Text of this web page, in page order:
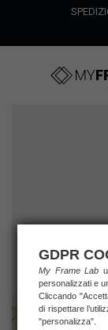
GDPR
My Frame Lab
personalizzati e
Cliccando
di rispettare
"personalizza".